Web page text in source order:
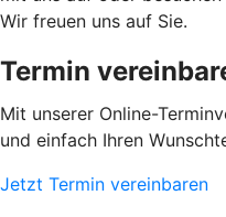
Wir freuen uns auf Sie.
Termin
Mit unserer Online-
und einfach Ihren
Jetzt Termin vereinbaren